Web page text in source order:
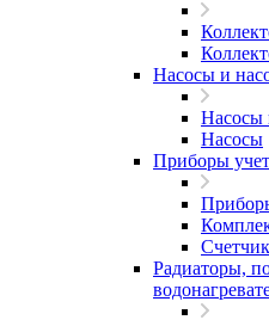
Насосы и
Насосы
Насосы
Приборы
Радиаторы,